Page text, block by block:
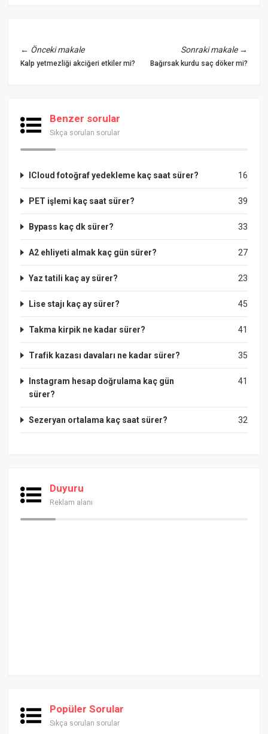
← Önceki makale
Kalp yetmezliği akciğeri etkiler mi?
Sonraki makale→
Bağırsak kurdu saç döker mi?
Benzer sorular
Sıkça sorulan sorular
16
ICloud fotoğraf yedekleme kaç saat sürer?
39
PET işlemi kaç saat sürer?
33
Bypass kaç dk sürer?
27
A2 ehliyeti almak kaç gün sürer?
23
Yaz tatili kaç ay sürer?
45
Lise stajı kaç ay sürer?
41
Takma kirpik ne kadar sürer?
35
Trafik kazası davaları ne kadar sürer?
41
Instagram hesap doğrulama kaç gün
sürer?
32
Sezeryan ortalama kaç saat sürer?
Duyuru
Reklam alanı
Popüler Sorular
Sıkça sorulan sorular